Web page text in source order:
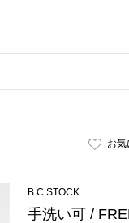
お
B.C STOCK
手洗い可 /